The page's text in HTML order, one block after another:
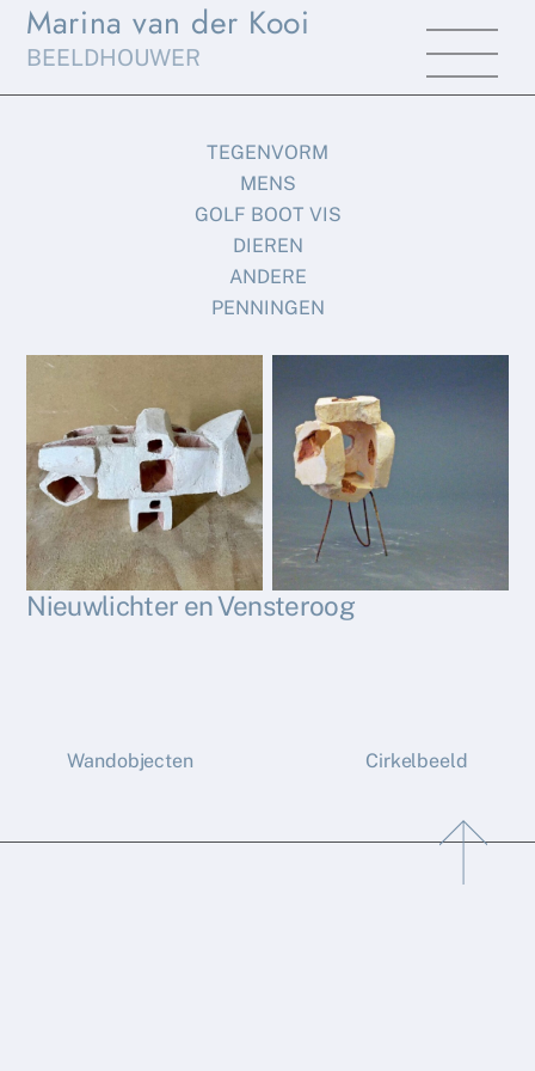
SkipMarina van der Kooi
BEELDHOUWER
TEGENVORM
MENS
GOLF BOOT VIS
DIEREN
ANDERE
PENNINGEN
Nieuwlichter en Vensteroog
Wandobjecten Cirkelbeeld
Top